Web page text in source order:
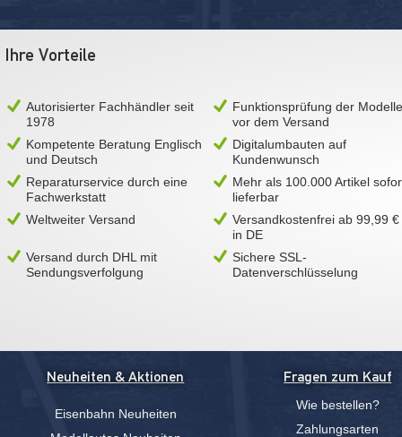
Ihre Vorteile
Autorisierter Fachhändler seit
1978
Funktionsprüfung der Modelle
vor dem Versand
Kompetente Beratung Englisch
und Deutsch
Digitalumbauten auf
Kundenwunsch
Reparaturservice durch eine
Fachwerkstatt
Mehr als 100.000 Artikel
lieferbar
Weltweiter Versand
Versandkostenfrei ab 99,99 €
in DE
Versand durch DHL mit
Sendungsverfolgung
Sichere SSL-
Datenverschlüsselung
Neuheiten & Aktionen
Eisenbahn Neuheiten
Fragen zum Kauf
Wie bestellen?
Zahlungsarten